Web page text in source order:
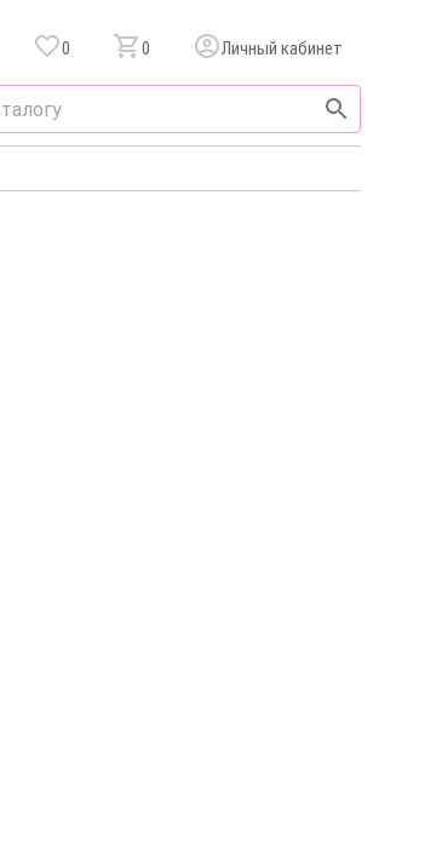
0 0 Личный кабинет